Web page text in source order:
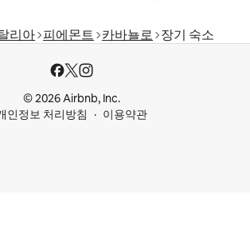
리아 피에몬트 카바뇰로 장기 숙소
© 2026 Airbnb, Inc.
인정보 처리방침
이용약관